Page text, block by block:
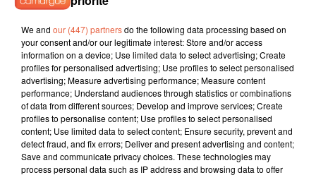
POUR UN DERBY DE FOLIE FACE A AIX !
GAGNEZ VOS INVITATIONS SUR RADIO CAMARGUE !
We and our (447) partnersdo the following data processing based on
your consent and/or our legitimate interest: Store and/or access
information on a device; Use limited data to select advertising; Create
profiles for personalised advertising; Use profiles to select personalised
advertising; Measure advertising performance; Measure content
performance; Understand audiences through statistics or combinations
of data from different sources; Develop and improve services; Create
profiles to personalise content; Use profiles to select personalised
content; Use limited data to select content; Ensure security, prevent and
detect fraud, and fix errors; Deliver and present advertising and content;
Save and communicate privacy choices. These technologies may
process personal data such as IP address and browsing data to offer